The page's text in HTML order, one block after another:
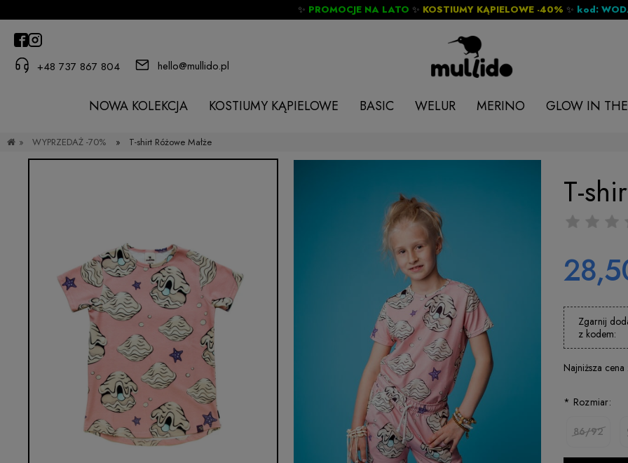
✨ PROMOCJE NA LATO ✨ KOSTIUMY KĄPIELOWE -40% ✨ kod:
+48 737 867 804 hello@mullido.pl
NOWA KOLEKCJA KOSTIUMY KĄPIELOWE BASIC WELUR MERINO GLOW IN
» WYPRZEDAŻ -70% » T-shirt Różowe Małże
T-
Zgarnij
z kodem:
Najniższa
* Rozmiar:
86/92